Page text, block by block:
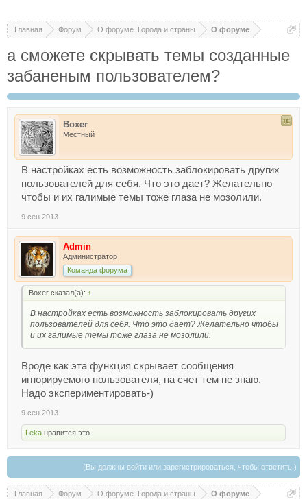
Главная Форум О форуме. Города и страны О форуме
а сможете скрывать темы созданные
забаненым пользователем?
Boxer
Местный
В настройках есть возможность заблокировать других
пользователей для себя. Что это дает? Желательно
чтобы и их галимые темы тоже глаза не мозолили.
9 сен 2013
Admin
Администратор
Команда форума
Boxer сказал(а): ↑
В настройках есть возможность заблокировать других
пользователей для себя. Что это дает? Желательно чтобы
и их галимые темы тоже глаза не мозолили.
Вроде как эта функция скрывает сообщения
игнорируемого пользователя, на счет тем не знаю.
Надо экспериментировать-)
9 сен 2013
Lёka нравится это.
(Вы должны войти или зарегистрироваться, чтобы ответить.)
Главная Форум О форуме. Города и страны О форуме